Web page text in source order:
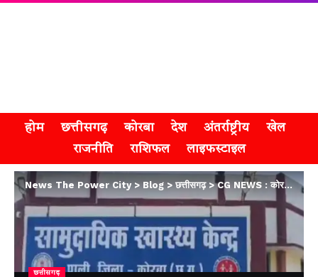
होम छत्तीसगढ़ कोरबा देश अंतर्राष्ट्रीय
खेल
राजनीति
राशिफल लाइफस्टाइल
News The Power City> Blog > छत्तीसगढ़>CG NEWS : कोरबा के पाली CHC में शराबियों का हंगामा’ डॉक्टर-नर्स से बदसलूकी, वीडियो वायरल
छत्तीसगढ़